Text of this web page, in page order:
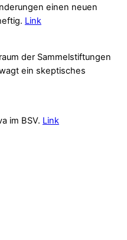
einen neuen
Link
der Sammelstiftungen
ein skeptisches
im BSV. Link